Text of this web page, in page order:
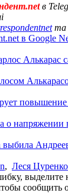
в
та
в Google
Алькарас
повышение
о
, Леся Цуренко
выделите
сообщить